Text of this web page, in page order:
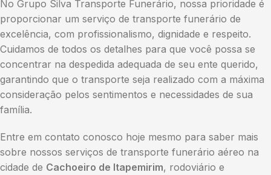
No Grupo Silva Transporte Funerário, nossa prioridade é
proporcionar um serviço de transporte funerário de
excelência, com profissionalismo, dignidade e respeito.
Cuidamos de todos os detalhes para que você possa se
concentrar na despedida adequada de seu ente querido,
garantindo que o transporte seja realizado com a máxima
consideração pelos sentimentos e necessidades de sua
família.
Entre em contato conosco hoje mesmo para saber mais
sobre nossos serviços de transporte funerário aéreo na
cidade de Cachoeiro de Itapemirim, rodoviário e